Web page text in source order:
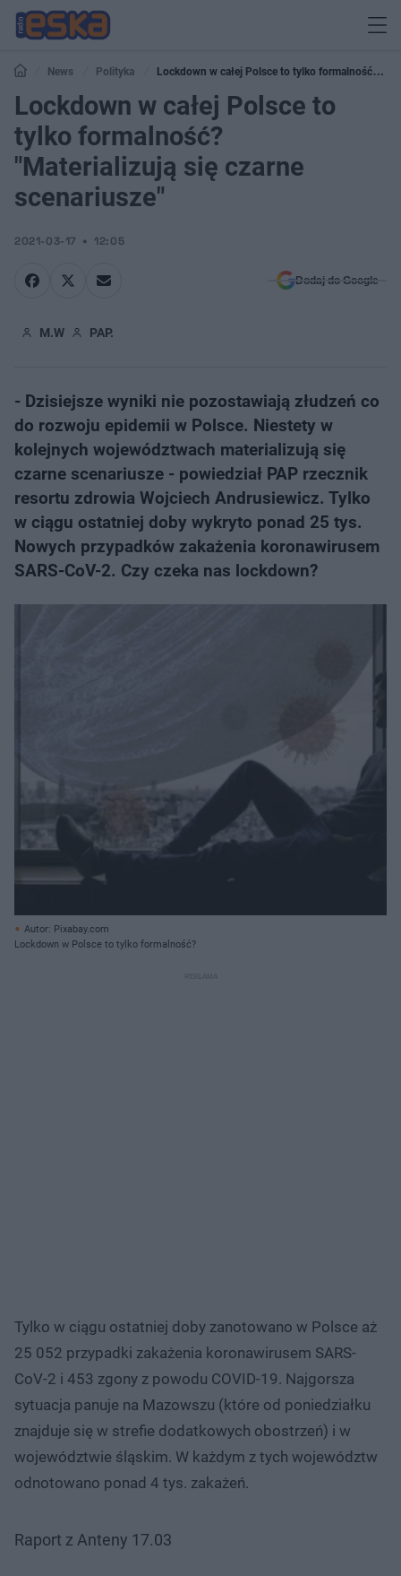
News Polityka
Lockdown w całej Polsce to tylko formalność?
"Materializują się czarne scenariusze"
Lockdown w całej Polsce to
tylko formalność?
"Materializują się czarne
scenariusze"
2021-03-17 12:05
Dodaj do Google
M.W PAP.
- Dzisiejsze wyniki nie pozostawiają złudzeń co
do rozwoju epidemii w Polsce. Niestety w
kolejnych województwach materializują się
czarne scenariusze - powiedział PAP rzecznik
resortu zdrowia Wojciech Andrusiewicz. Tylko
w ciągu ostatniej doby wykryto ponad 25 tys.
Nowych przypadków zakażenia koronawirusem
SARS-CoV-2. Czy czeka nas lockdown?
Autor: Pixabay.com
Lockdown w Polsce to tylko formalność?
Tylko w ciągu ostatniej doby zanotowano w Polsce aż
25 052 przypadki zakażenia koronawirusem SARS-
CoV-2 i 453 zgony z powodu COVID-19. Najgorsza
sytuacja panuje na Mazowszu (które od poniedziałku
znajduje się w strefie dodatkowych obostrzeń) i w
województwie śląskim. W każdym z tych województw
odnotowano ponad 4 tys. zakażeń.
Raport z Anteny 17.03